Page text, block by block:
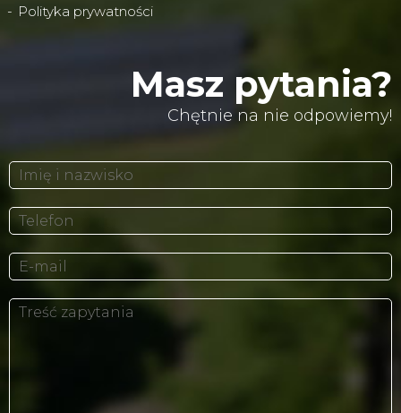
Polityka prywatności
Masz pytania?
Chętnie na nie odpowiemy!